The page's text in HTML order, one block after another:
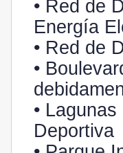
• Red de
Energía
• Red de
•
•
Deportiva